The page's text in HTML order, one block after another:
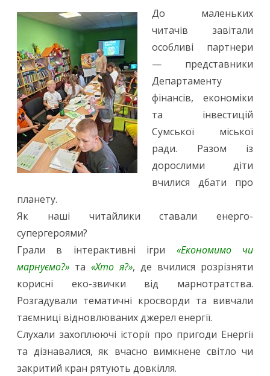
До маленьких
читачів завітали
особливі партнери
— представники
Департаменту
фінансів, економіки
та інвестицій
Сумської міської
ради. Разом із
дорослими діти
вчилися дбати про
планету.
Як наші читайлики ставали енерго-
супергероями?
Грали в інтерактивні ігри «Економимо чи
марнуємо?» та «Хто я?», де вчилися розрізняти
корисні еко-звички від марнотратства.
Розгадували тематичні кросворди та вивчали
таємниці відновлюваних джерел енергії.
Слухали захоплюючі історії про пригоди Енергії
та дізнавалися, як вчасно вимкнене світло чи
закритий кран рятують довкілля.